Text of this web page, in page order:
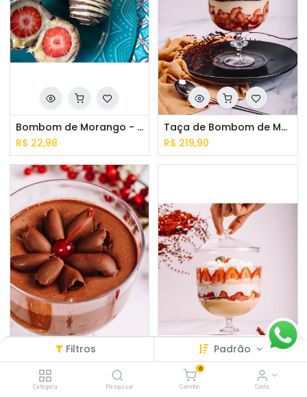
Filtros Padrão
Categoria Pesquisar
0
Carrinho Conta
Bombom de Morango - 2 unid
R$ 22,98
Taça de Bombom de Morango
R$ 219,90
Taça de Mousse de Chocolate